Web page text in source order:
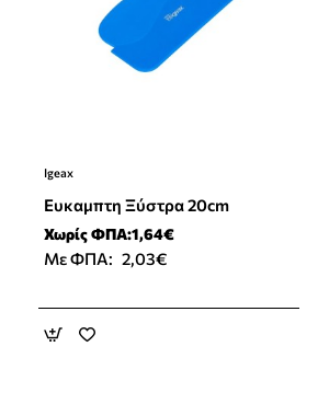
Igeax
Ευκαμπτη Ξύστρα 20cm
Χωρίς ΦΠΑ:1,64€
Με ΦΠΑ: 2,03€